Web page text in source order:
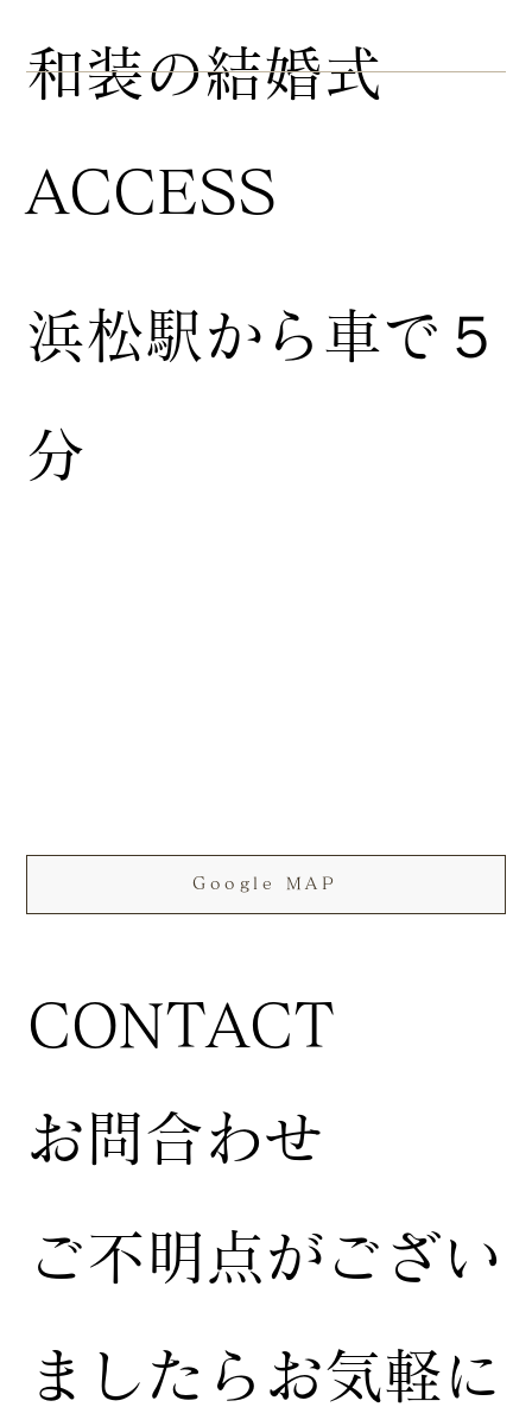
​和装の結婚式
お問合わせ
ご不明点がござい
ましたらお気軽に
浜松駅から車で５
分
ACCESS
Google MAP
CONTACT